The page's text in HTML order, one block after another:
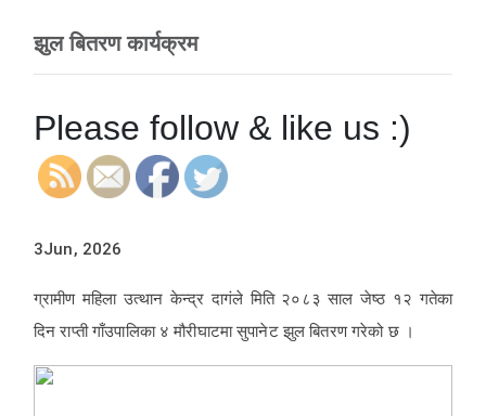
झुल बितरण कार्यक्रम
Please follow & like us :)
3Jun, 2026
ग्रामीण महिला उत्थान केन्द्र दागंले मिति २०८३ साल जेष्ठ १२ गतेका
दिन राप्ती गाँउपालिका ४ मौरीघाटमा सुपानेट झुल बितरण गरेको छ ।